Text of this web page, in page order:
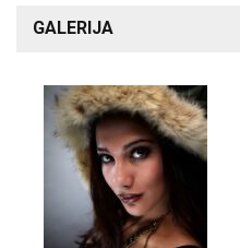
GALERIJA